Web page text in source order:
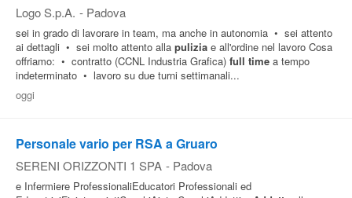
Logo S.p.A. - Padova
sei in grado di lavorare in team, ma anche in autonomia • sei attento
ai dettagli • sei molto attento alla pulizia e all'ordine nel lavoro Cosa
offriamo: • contratto (CCNL Industria Grafica) full time a tempo
indeterminato • lavoro su due turni settimanali...
oggi
Personale vario per RSA a Gruaro
SERENI ORIZZONTI 1 SPA - Padova
e Infermiere ProfessionaliEducatori Professionali ed